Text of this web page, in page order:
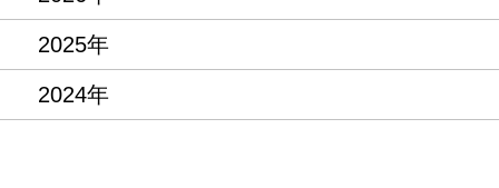
2025年
2024年